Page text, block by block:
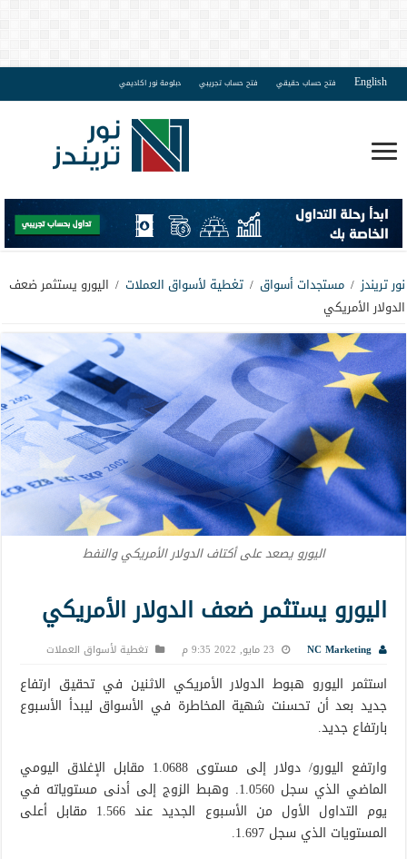
English فتح حساب حقيقي فتح حساب تجريبي دبلومة نور اكاديمي
نور تريندز / مستجدات أسواق / تغطية لأسواق العملات / اليورو يستثمر ضعف
الدولار الأمريكي
اليورو يصعد على أكتاف الدولار الأمريكي والنفط
اليورو يستثمر ضعف الدولار الأمريكي
NC Marketing 23 مايو, 2022 9:35 م تغطية لأسواق العملات
استثمر اليورو هبوط الدولار الأمريكي الاثنين في تحقيق ارتفاع
جديد بعد أن تحسنت شهية المخاطرة في الأسواق ليبدأ الأسبوع
بارتفاع جديد.
وارتفع اليورو/ دولار إلى مستوى 1.0688 مقابل الإغلاق اليومي
الماضي الذي سجل 1.0560. وهبط الزوج إلى أدنى مستوياته في
يوم التداول الأول من الأسبوع الجديد عند 1.566 مقابل أعلى
المستويات الذي سجل 1.697.